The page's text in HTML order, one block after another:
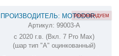
ПРОИЗВОДИТЕЛЬ: MOTODOR
ФАРКОП НА CHERY TIGGO 7 PRO
99003-A
Артикул: 99003-A
с 2020 г.в. (Вкл. 7 Pro Max)
(шар тип "A" оцинкованный)
РЕКОМЕНДУЕМ